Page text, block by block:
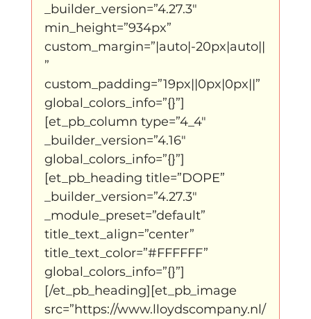
I am my ancestors wildest dreams
Ibrah eng Archive
klein, klein vogeltje One Night's Dance
Wennah Wilkers brengt ode aan ho...
Zonder categorie Binnenkort te zien
Kabiteni kabitini Engels News
_builder_version=”4.27.3″
min_height=”934px”
custom_margin=”|auto|-20px|auto||
”
custom_padding=”19px||0px|0px||”
global_colors_info=”{}”]
[et_pb_column type=”4_4″
_builder_version=”4.16″
global_colors_info=”{}”]
[et_pb_heading title=”DOPE”
_builder_version=”4.27.3″
_module_preset=”default”
title_text_align=”center”
title_text_color=”#FFFFFF”
global_colors_info=”{}”]
[/et_pb_heading][et_pb_image
src=”https://www.lloydscompany.nl/